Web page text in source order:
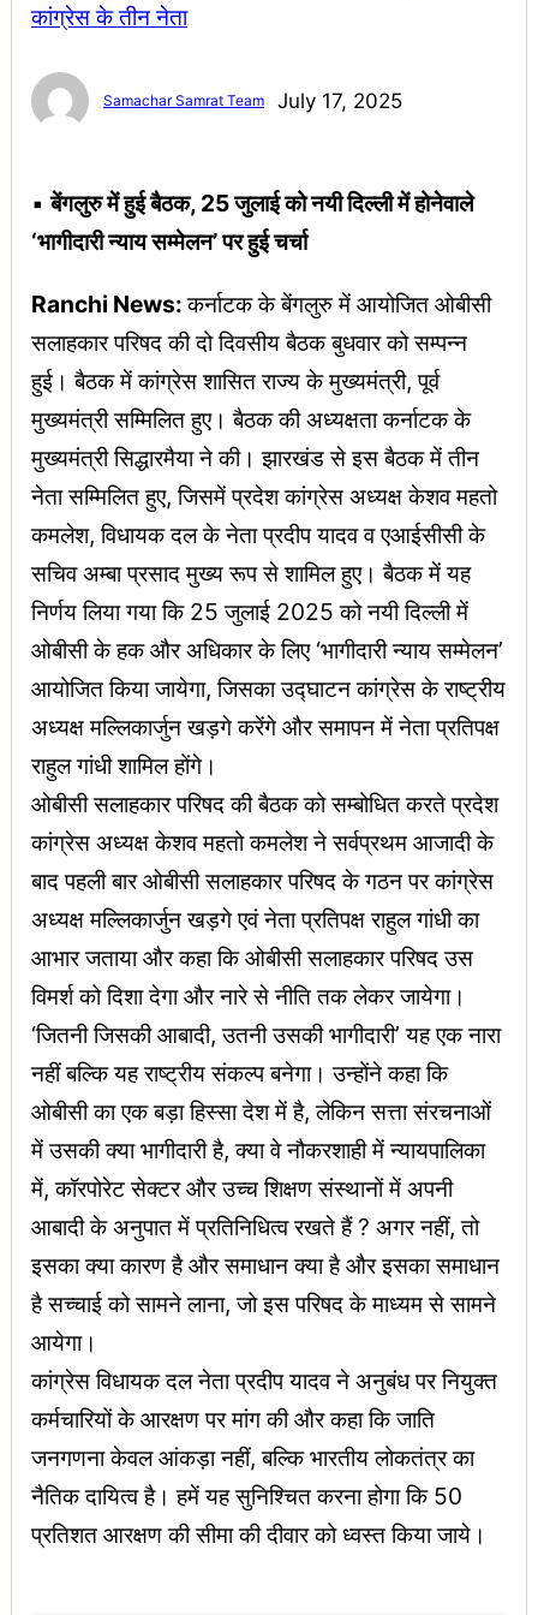
Samachar Samrat Team July 17, 2025
▪︎बेंगलुरु में हुई बैठक, 25 जुलाई को नयी दिल्ली में होनेवाले
‘भागीदारी न्याय सम्मेलन’ पर हुई चर्चा
Ranchi News:कर्नाटक के बेंगलुरु में आयोजित ओबीसी
सलाहकार परिषद की दो दिवसीय बैठक बुधवार को सम्पन्न
हुई। बैठक में कांग्रेस शासित राज्य के मुख्यमंत्री, पूर्व
मुख्यमंत्री सम्मिलित हुए। बैठक की अध्यक्षता कर्नाटक के
मुख्यमंत्री सिद्धारमैया ने की। झारखंड से इस बैठक में तीन
नेता सम्मिलित हुए, जिसमें प्रदेश कांग्रेस अध्यक्ष केशव महतो
कमलेश, विधायक दल के नेता प्रदीप यादव व एआईसीसी के
सचिव अम्बा प्रसाद मुख्य रूप से शामिल हुए। बैठक में यह
निर्णय लिया गया कि 25 जुलाई 2025 को नयी दिल्ली में
ओबीसी के हक और अधिकार के लिए ‘भागीदारी न्याय सम्मेलन’
आयोजित किया जायेगा, जिसका उद्घाटन कांग्रेस के राष्ट्रीय
अध्यक्ष मल्लिकार्जुन खड़गे करेंगे और समापन में नेता प्रतिपक्ष
राहुल गांधी शामिल होंगे।
ओबीसी सलाहकार परिषद की बैठक को सम्बोधित करते प्रदेश
कांग्रेस अध्यक्ष केशव महतो कमलेश ने सर्वप्रथम आजादी के
बाद पहली बार ओबीसी सलाहकार परिषद के गठन पर कांग्रेस
अध्यक्ष मल्लिकार्जुन खड़गे एवं नेता प्रतिपक्ष राहुल गांधी का
आभार जताया और कहा कि ओबीसी सलाहकार परिषद उस
विमर्श को दिशा देगा और नारे से नीति तक लेकर जायेगा।
‘जितनी जिसकी आबादी, उतनी उसकी भागीदारी’ यह एक नारा
नहीं बल्कि यह राष्ट्रीय संकल्प बनेगा। उन्होंने कहा कि
ओबीसी का एक बड़ा हिस्सा देश में है, लेकिन सत्ता संरचनाओं
में उसकी क्या भागीदारी है, क्या वे नौकरशाही में न्यायपालिका
में, कॉरपोरेट सेक्टर और उच्च शिक्षण संस्थानों में अपनी
आबादी के अनुपात में प्रतिनिधित्व रखते हैं ? अगर नहीं, तो
इसका क्या कारण है और समाधान क्या है और इसका समाधान
है सच्चाई को सामने लाना, जो इस परिषद के माध्यम से सामने
आयेगा।
कांग्रेस विधायक दल नेता प्रदीप यादव ने अनुबंध पर नियुक्त
कर्मचारियों के आरक्षण पर मांग की और कहा कि जाति
जनगणना केवल आंकड़ा नहीं, बल्कि भारतीय लोकतंत्र का
नैतिक दायित्व है। हमें यह सुनिश्चित करना होगा कि 50
प्रतिशत आरक्षण की सीमा की दीवार को ध्वस्त किया जाये।